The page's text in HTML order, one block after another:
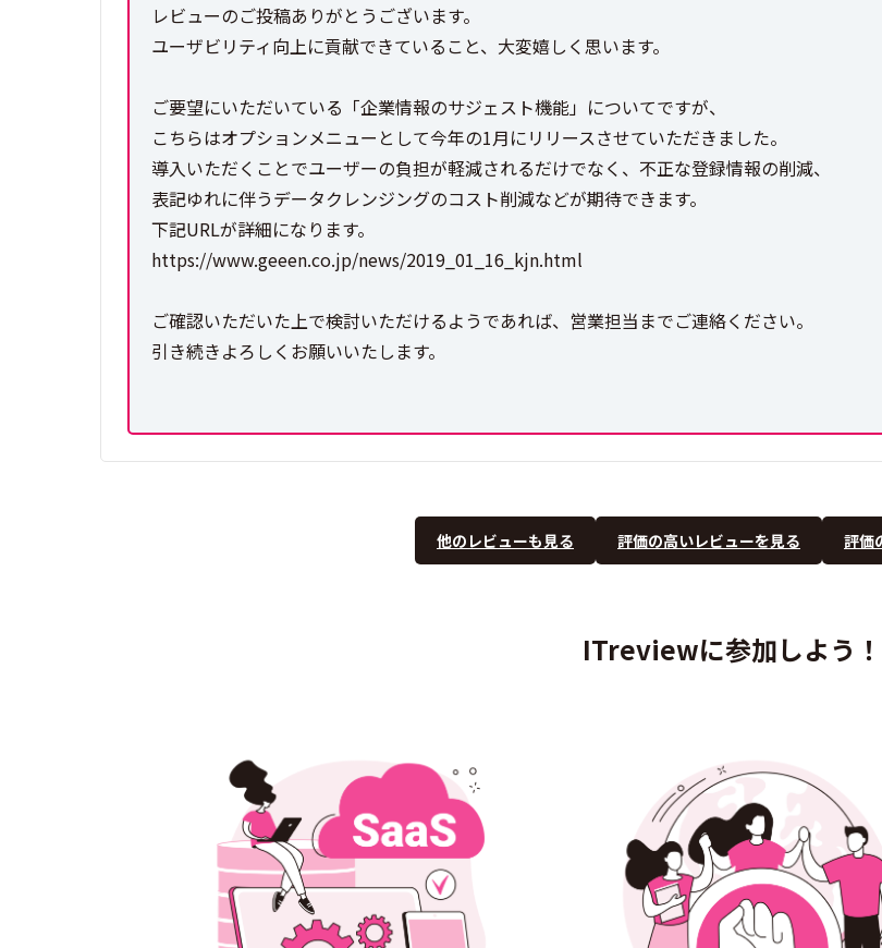
レビューのご投稿ありがとうございます。
ユーザビリティ向上に貢献できていること、大変嬉しく思います。
ご要望にいただいている「企業情報のサジェスト機能」についてですが、
こちらはオプションメニューとして今年の1月にリリースさせていただきました。
導入いただくことでユーザーの負担が軽減されるだけでなく、不正な登録情報の削減、
表記ゆれに伴うデータクレンジングのコスト削減などが期待できます。
下記URLが詳細になります。
https://www.geeen.co.jp/news/2019_01_16_kjn.html
ご確認いただいた上で検討いただけるようであれば、営業担当までご連絡ください。
引き続きよろしくお願いいたします。
他のレビューも見る 評価の高いレビューを見る 評価
ITreviewに参加しよう！